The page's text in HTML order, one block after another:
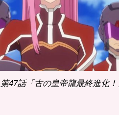
47話「古の皇帝龍最終進化！